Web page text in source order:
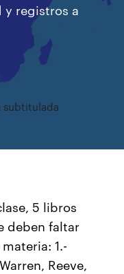
registros a
subtitulada
5 libros
deben faltar
1.-
Reeve,